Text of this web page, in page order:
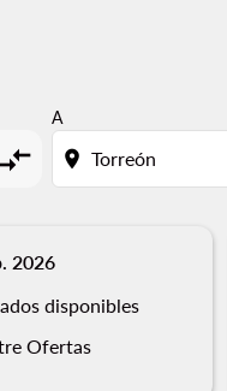
A
location_on
2026
disponibles
Ofertas